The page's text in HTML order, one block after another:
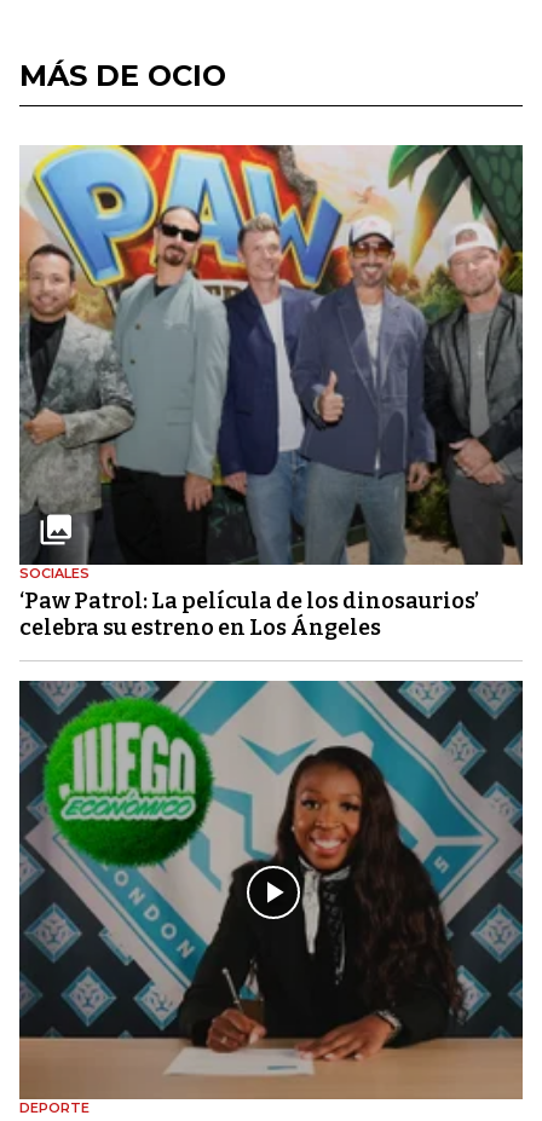
MÁS DE OCIO
SOCIALES
‘Paw Patrol: La película de los dinosaurios’
celebra su estreno en Los Ángeles
DEPORTE